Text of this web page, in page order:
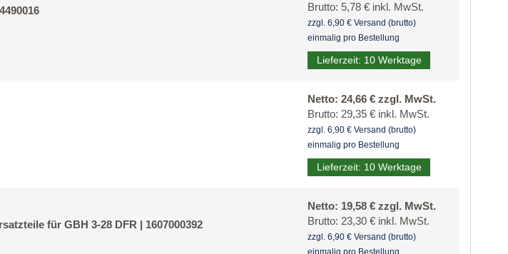
Brutto: 5,78 € inkl. MwSt.
zzgl. 6,90 € Versand (brutto)
einmalig pro Bestellung
Lieferzeit: 10 Werktage
Netto: 24,66 € zzgl. MwSt.
Brutto: 29,35 € inkl. MwSt.
zzgl. 6,90 € Versand (brutto)
einmalig pro Bestellung
Lieferzeit: 10 Werktage
für GBH 3-28 DFR | 1607000392
Netto: 19,58 € zzgl. MwSt.
Brutto: 23,30 € inkl. MwSt.
zzgl. 6,90 € Versand (brutto)
einmalig pro Bestellung